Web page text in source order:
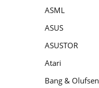
ASML
ASUS
ASUSTOR
Atari
Bang & Olufsen